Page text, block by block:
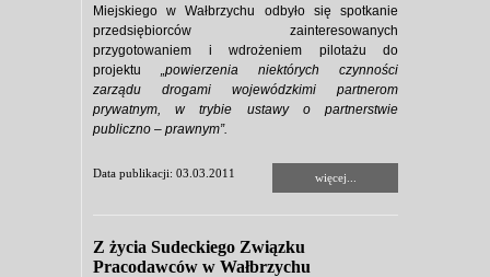
Miejskiego w Wałbrzychu odbyło się spotkanie
przedsiębiorców zainteresowanych
przygotowaniem i wdrożeniem pilotażu do
projektu
„powierzenia niektórych czynności
zarządu drogami wojewódzkimi partnerom
prywatnym, w trybie ustawy o partnerstwie
publiczno – prawnym”.
Data publikacji: 03.03.2011 więcej...
Z życia Sudeckiego Związku
Pracodawców w Wałbrzychu